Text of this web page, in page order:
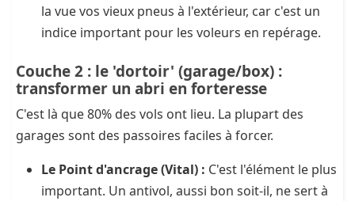
la vue vos vieux pneus à l'extérieur, car c'est un
indice important pour les voleurs en repérage.
Couche 2 : le 'dortoir' (garage/box) :
transformer un abri en forteresse
C'est là que 80% des vols ont lieu. La plupart des
garages sont des passoires faciles à forcer.
Le Point d'ancrage (Vital) : C'est l'élément le plus
important. Un antivol, aussi bon soit-il, ne sert à